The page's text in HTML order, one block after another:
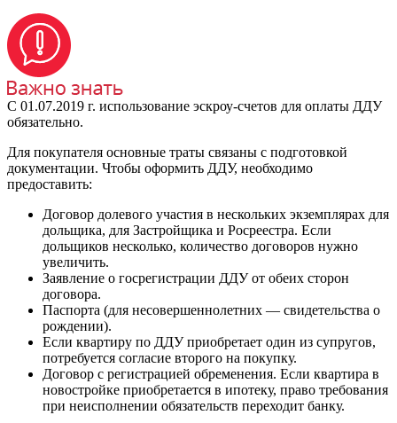
С 01.07.2019 г. использование эскроу-счетов для оплаты ДДУ
обязательно.
Для покупателя основные траты связаны с подготовкой
документации. Чтобы оформить ДДУ, необходимо
предоставить:
Договор долевого участия в нескольких экземплярах для
дольщика, для Застройщика и Росреестра. Если
дольщиков несколько, количество договоров нужно
увеличить.
Заявление о госрегистрации ДДУ от обеих сторон
договора.
Паспорта (для несовершеннолетних — свидетельства о
рождении).
Если квартиру по ДДУ приобретает один из супругов,
потребуется согласие второго на покупку.
Договор с регистрацией обременения. Если квартира в
новостройке приобретается в ипотеку, право требования
при неисполнении обязательств переходит банку.